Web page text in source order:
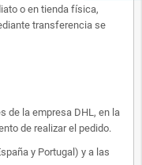
o en tienda física,
transferencia se
de la empresa DHL, en la
de realizar el pedido.
y Portugal) y a las